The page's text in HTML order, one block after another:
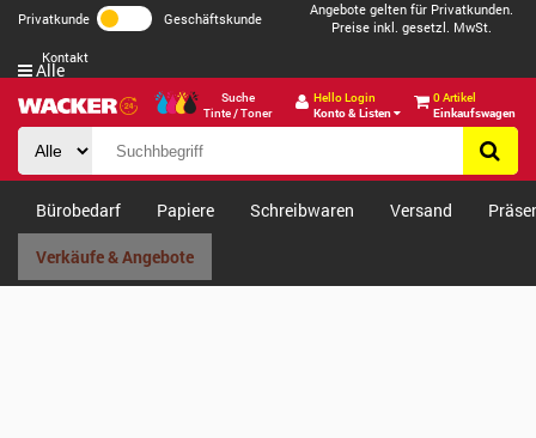
Privatkunde Geschäftskunde
Angebote gelten für Privatkunden.
Preise inkl. gesetzl. MwSt.
Kontakt
Suche
Tinte / Toner
Hello Login
Konto & Listen
0 Artikel
Einkaufswagen
Alle
Bürobedarf Papiere Schreibwaren Versand
Verkäufe & Angebote